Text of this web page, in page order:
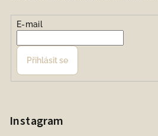
E-mail
Přihlásit se
Instagram